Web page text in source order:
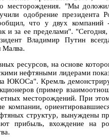
месторождения. "Мы
одобрение
что у двух
и за ее пределами".
Владимир Путин
Малва.
ресурсов, на основе
нефтяными лидерами
ЮКОСа". Кремль
(пример
месторождений. При
структур, вынуждены
прибыль, вхождение на